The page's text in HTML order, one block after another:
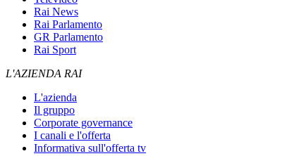
Rai News
Rai Parlamento
GR Parlamento
Rai Sport
L'AZIENDA RAI
L'azienda
Il gruppo
Corporate governance
I canali e l'offerta
Informativa sull'offerta tv